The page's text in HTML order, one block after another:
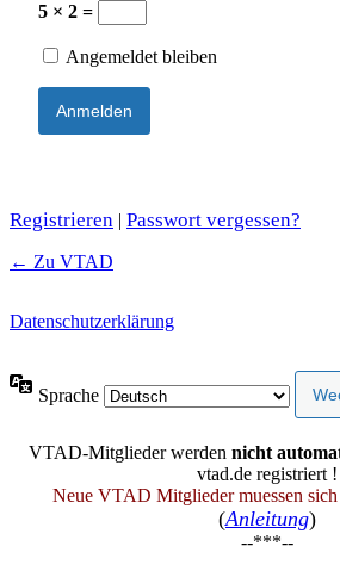
5 × 2 =
Angemeldet bleiben
Registrieren | Passwort vergessen?
← Zu VTAD
Datenschutzerklärung
Sprache
VTAD-Mitglieder werden nicht
vtad.de registriert !
Neue VTAD Mitglieder muessen sich
(Anleitung)
--***--